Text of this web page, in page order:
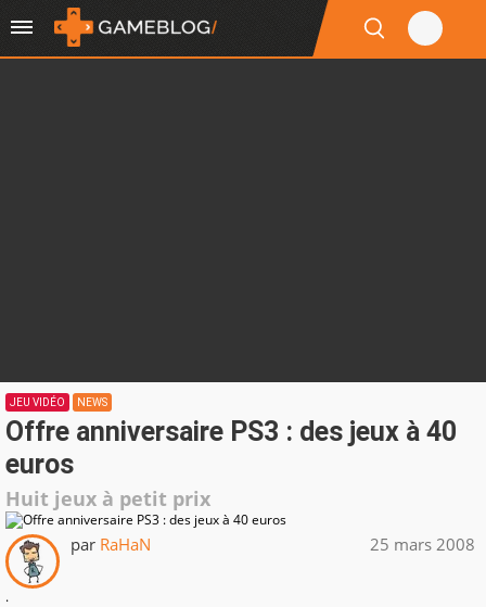
JEU VIDÉO NEWS
Offre anniversaire PS3 : des jeux à 40
euros
Huit jeux à petit prix
par RaHaN 25 mars 2008
.